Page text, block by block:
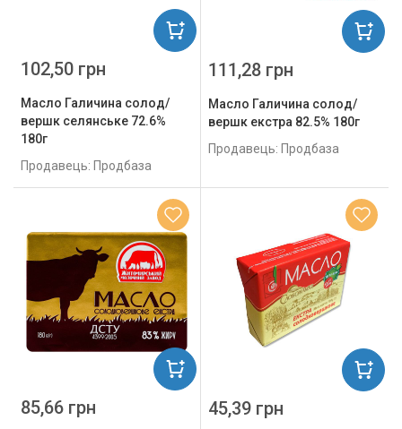
Масло Галичина солод/
вершк селянське 72.6%
180г
Продавець: Продбаза
102,50 грн
Масло Галичина солод/
вершк екстра 82.5% 180г
Продавець: Продбаза
111,28 грн
85,66 грн 45,39 грн